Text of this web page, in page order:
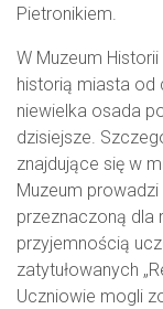
Pietronikiem.
W Muzeum
historią miasta od
niewielka osada
dzisiejsze.
znajdujące się w
Muzeum prowadzi
przeznaczoną dla
przyjemnością
zatytułowanych
Uczniowie mogli